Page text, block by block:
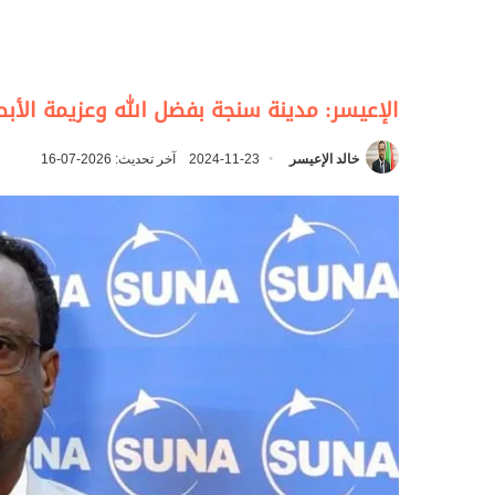
الإعيسر: مدينة سنجة بفضل الله وعزيمة
خالد الإعيسر 2024-11-23 آخر تحديث: 2026-07-16